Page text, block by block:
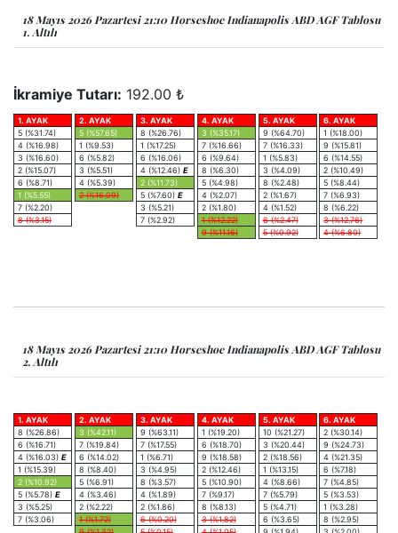
18 Mayıs 2026 Pazartesi 21:10 Horseshoe Indianapolis ABD AGF Tablosu
1. Altılı
İkramiye Tutarı: 192.00 ₺
1. AYAK
5 (%31.74)
4 (%16.98)
3 (%16.60)
2 (%15.07)
6 (%8.71)
1 (%5.55)
7 (%2.20)
8 (%3.15)
2. AYAK
5 (%57.65)
1 (%9.53)
6 (%5.82)
3 (%5.51)
4 (%5.39)
2 (%16.09)
3. AYAK
8 (%26.76)
1 (%17.25)
6 (%16.06)
4 (%12.46) E
2 (%11.73)
5 (%7.60) E
3 (%5.21)
7 (%2.92)
4. AYAK
3 (%35.17)
7 (%16.66)
6 (%9.64)
8 (%6.30)
5 (%4.98)
4 (%2.07)
2 (%1.80)
1 (%12.22)
9 (%11.16)
5. AYAK
9 (%64.70)
7 (%16.33)
1 (%5.83)
3 (%4.09)
8 (%2.48)
2 (%1.67)
4 (%1.52)
6 (%2.47)
5 (%0.92)
6. AYAK
1 (%18.00)
9 (%15.81)
6 (%14.55)
2 (%10.49)
5 (%8.44)
7 (%6.93)
8 (%6.22)
3 (%12.76)
4 (%6.80)
18 Mayıs 2026 Pazartesi 21:10 Horseshoe Indianapolis ABD AGF Tablosu
2. Altılı
1. AYAK
8 (%26.86)
6 (%16.71)
4 (%16.03) E
1 (%15.39)
2 (%10.92)
5 (%5.78) E
3 (%5.25)
7 (%3.06)
2. AYAK
3 (%42.11)
7 (%19.84)
6 (%14.02)
8 (%8.40)
5 (%6.91)
4 (%3.46)
2 (%2.22)
1 (%1.72)
3. AYAK
9 (%63.11)
7 (%17.55)
1 (%6.71)
3 (%4.95)
8 (%3.57)
4 (%1.89)
2 (%1.86)
6 (%0.20)
4. AYAK
1 (%19.20)
6 (%18.70)
9 (%18.58)
2 (%12.46)
5 (%10.90)
7 (%9.17)
8 (%8.13)
3 (%1.82)
5. AYAK
10 (%21.27)
3 (%20.44)
2 (%18.56)
1 (%13.15)
4 (%8.66)
7 (%5.79)
5 (%4.71)
6 (%3.65)
6. AYAK
2 (%30.14)
9 (%24.73)
4 (%21.35)
6 (%7.18)
7 (%4.85)
5 (%3.53)
1 (%3.28)
8 (%2.95)